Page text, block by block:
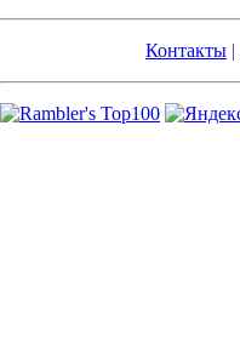
Контакты |